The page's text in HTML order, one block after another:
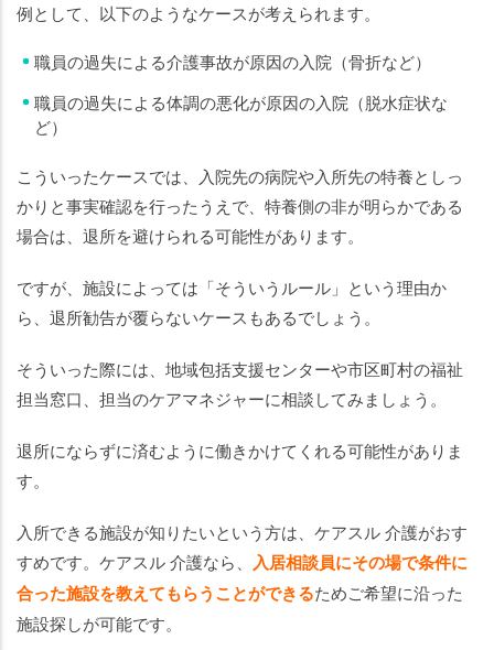
例として、以下のようなケースが考えられます。
職員の過失による介護事故が原因の入院（骨折など）
職員の過失による体調の悪化が原因の入院（脱水症状な
ど）
こういったケースでは、入院先の病院や入所先の特養としっ
かりと事実確認を行ったうえで、特養側の非が明らかである
場合は、退所を避けられる可能性があります。
ですが、施設によっては「そういうルール」という理由か
ら、退所勧告が覆らないケースもあるでしょう。
そういった際には、地域包括支援センターや市区町村の福祉
担当窓口、担当のケアマネジャーに相談してみましょう。
退所にならずに済むように働きかけてくれる可能性がありま
す。
入所できる施設が知りたいという方は、ケアスル 介護がおす
すめです。 ケアスル 介護なら、 入居相談員にその場で条件に
合った施設を教えてもらうことができるためご希望に沿った
施設探しが可能です。